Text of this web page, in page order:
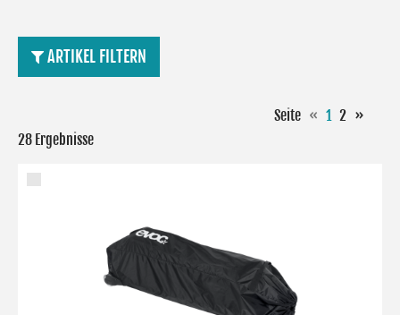
ARTIKEL FILTERN
Seite « 1 2 »
28 Ergebnisse